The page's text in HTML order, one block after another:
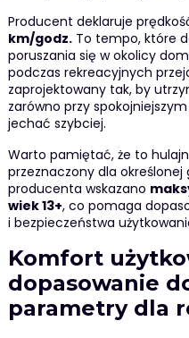
Producent deklaruje
km/godz.To tempo, które
poruszania się w okolicy
podczas rekreacyjnych
zaprojektowany tak, by
zarówno przy
jechać szybciej.
Warto pamiętać, że to
przeznaczony dla
producenta wskazano
wiek 13+, co pomaga
i bezpieczeństwa
Komfort
dopasowanie
parametry dla